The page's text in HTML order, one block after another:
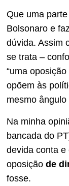
Que uma
Bolsonaro e
dúvida. Assim
se trata –
“uma
opõem às
mesmo
Na minha
bancada do
devida conta e
oposição de
fosse.